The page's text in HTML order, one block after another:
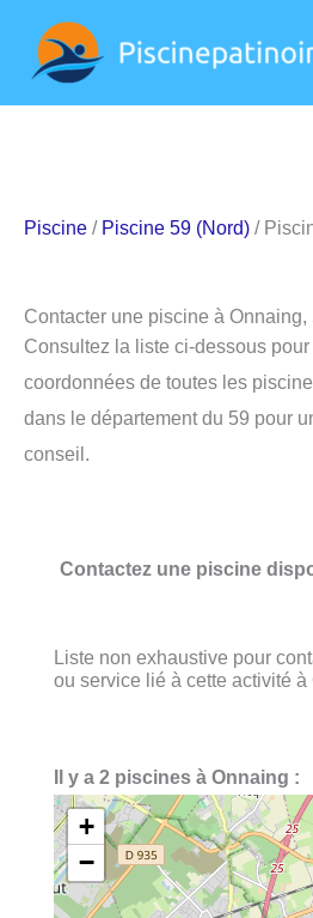
contenu
Piscine / Piscine 59 (Nord) /
Contacter une piscine à Onnaing,
Consultez la liste ci-dessous
coordonnées de toutes les
dans le département du 59 pour
conseil.
Contactez une piscine
Liste non exhaustive pour
ou service lié à cette activité à
Il y a 2 piscines à Onnaing :
+
−